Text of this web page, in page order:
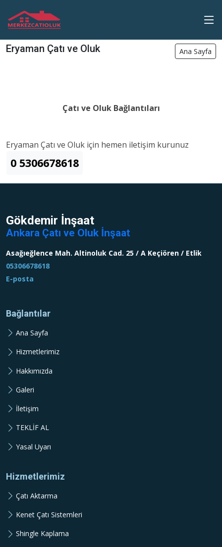
Eryaman Çatı ve Oluk Ana Sayfa
Çatı ve Oluk Bağlantıları
Eryaman Çatı ve Oluk için hemen iletişim kurunuz
0 5306678618
Gökdemir İnşaat
Ankara Çatı ve Oluk İnşaat
Asağıeğlence Mah. Altinoluk Cad. 25 / A Keçiören / Etlik
05306678618
E-posta
Bağlantılar
Ana Sayfa
Hizmetlerimiz
Hakkımızda
Galeri
İletişim
TEKLİF AL
Yasal Uyarı
Hizmetlerimiz
Çatı Aktarma
Kenet Çatı Sistemleri
Shingle Kaplama